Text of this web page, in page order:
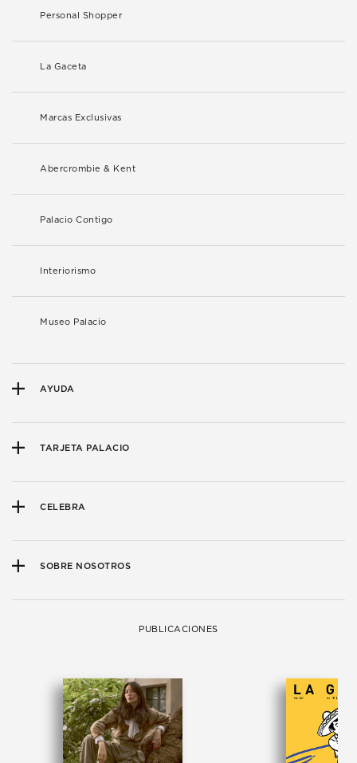
Personal Shopper
La Gaceta
Marcas Exclusivas
Abercrombie & Kent
Palacio Contigo
Interiorismo
Museo Palacio
AYUDA
TARJETA PALACIO
CELEBRA
SOBRE NOSOTROS
PUBLICACIONES